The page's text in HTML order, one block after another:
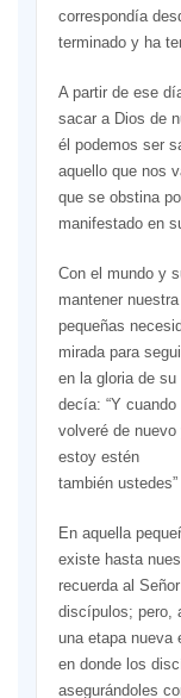
correspondía
terminado y ha
A partir de ese
sacar a Dios de
él podemos ser
aquello que nos
que se obstina
manifestado en
Con el mundo y
mantener
pequeñas
mirada para
en la gloria de
decía: “Y
volveré de
estoy estén
también
En aquella
existe hasta
recuerda al
discípulos; pero,
una etapa nueva
en donde los
asegurándoles